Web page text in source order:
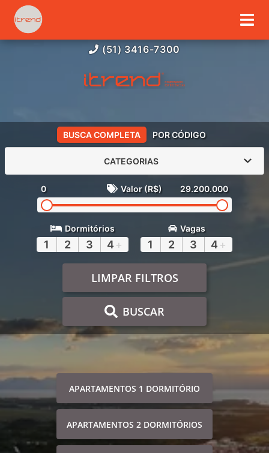
(51) 3416-7300
BUSCA COMPLETA POR CÓDIGO
CATEGORIAS
0 Valor (R$) 29.200.000
Dormitórios
1 2 3 4 +
Vagas
1 2 3 4 +
LIMPAR FILTROS
BUSCAR
APARTAMENTOS 1 DORMITÓRIO
APARTAMENTOS 2 DORMITÓRIOS